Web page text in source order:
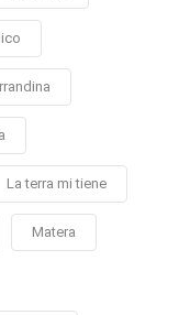
La terra mi tiene
Matera